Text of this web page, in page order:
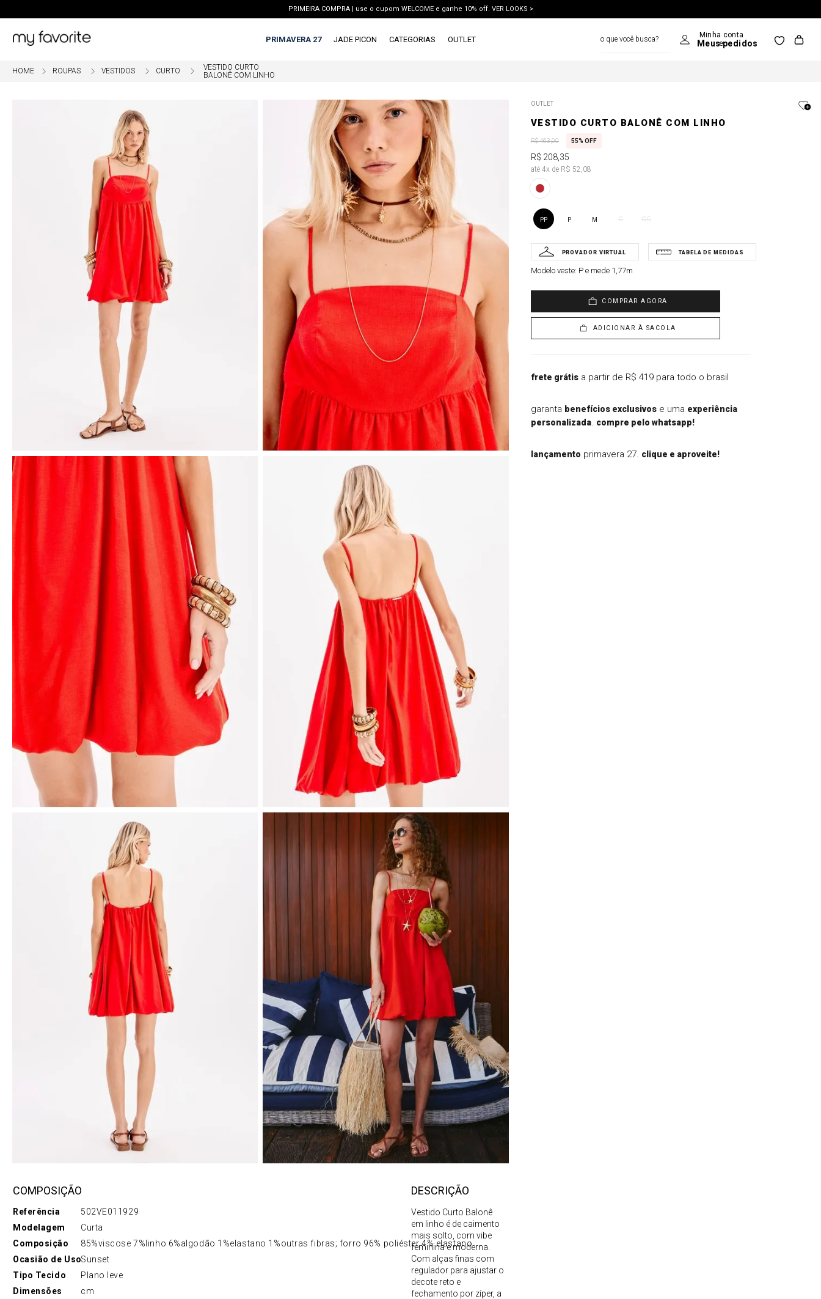
PRIMEIRA COMPRA | use o cupom WELCOME e ganhe 10% off. VER LOOKS >
PRIMAVERA 27 JADE PICON CATEGORIAS OUTLET
ROUPAS VESTIDOS CURTO
VESTIDO CURTO
BALONÊ COM LINHO
COMPOSIÇÃO
Referência
502VE011929
Modelagem
Curta
Composição
85%viscose 7%linho 6%algodão 1%elastano 1%outras fibras; forro 96% poliéster 4% elastano
Ocasião de UsoSunset
Tipo Tecido
Plano leve
Dimensões
cm
DESCRIÇÃO
Vestido Curto Balonê
em linho é de caimento
mais solto, com vibe
feminina e moderna.
Com alças finas com
regulador para ajustar o
decote reto e
fechamento por zíper, a
OUTLET
VESTIDO CURTO BALONÊ COM LINHO
R$463,00 55% OFF
R$ 208, 35
até 4x de R$ 52,08
PP P M G GG
Modelo veste: P e mede 1,77m
COMPRAR AGORA
ADICIONAR À SACOLA
frete grátisa partir de R$ 419 para todo o brasil
garanta benefícios exclusivose uma experiência
personalizada. compre pelo whatsapp!
lançamento primavera 27. clique e aproveite!
1º
vestido
calca jeans
3
blusa
4
calca
5
saia
6
conjunto
short
blazer
jaqueta
10º macacao